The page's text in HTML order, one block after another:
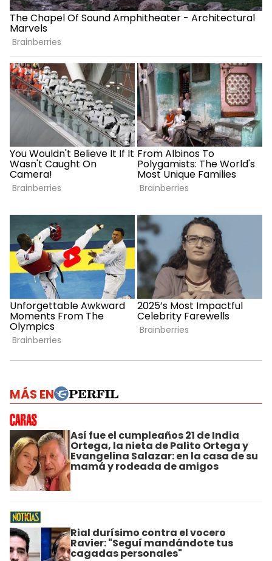
MÁS EN
Así fue el cumpleaños 21 de India
Ortega, la nieta de Palito Ortega y
Evangelina Salazar: en la casa de su
mamá y rodeada de amigos
Rial durísimo contra el vocero
Ravier: "Seguí mandándote tus
cagadas personales"